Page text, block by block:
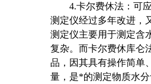
4.卡尔费休法：可
测定仪经过多年改进，
测定仪主要用于测定含
复杂。而卡尔费休库仑
品，因其具有操作简单
量，是*的测定物质水